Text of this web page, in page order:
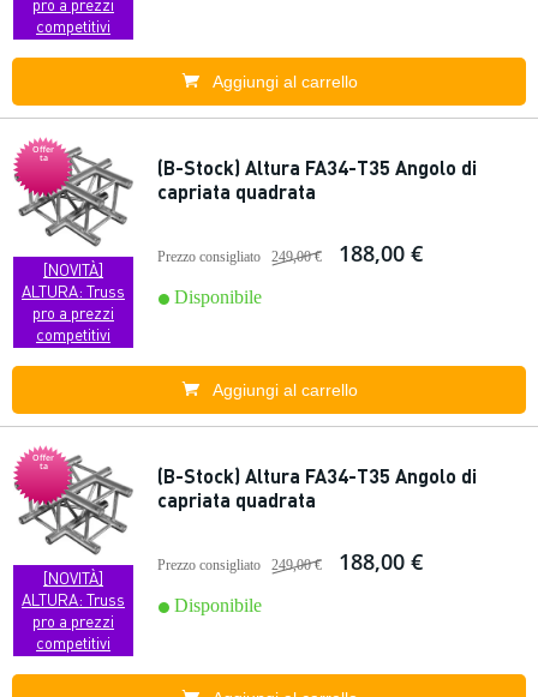
pro a prezzi
competitivi
Aggiungi al carrello
Offer
ta
[NOVITÀ]
ALTURA: Truss
pro a prezzi
competitivi
(B-Stock) Altura FA34-T35 Angolo di
capriata quadrata
Prezzo consigliato 249,00 € 188,00 €
Disponibile
Aggiungi al carrello
Offer
ta
[NOVITÀ]
ALTURA: Truss
pro a prezzi
competitivi
(B-Stock) Altura FA34-T35 Angolo di
capriata quadrata
Prezzo consigliato 249,00 € 188,00 €
Disponibile